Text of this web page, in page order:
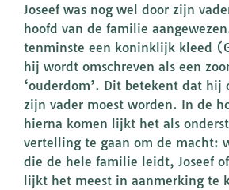
Joseef was nog wel door zijn
hoofd van de familie
tenminste een koninklijk kleed
hij wordt omschreven als een
‘ouderdom’. Dit betekent dat hij
zijn vader moest worden. In de
hierna komen lijkt het als
vertelling te gaan om de macht:
die de hele familie leidt, Joseef of
lijkt het meest in aanmerking te